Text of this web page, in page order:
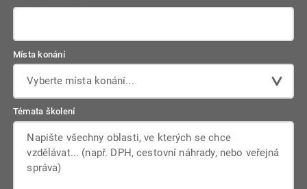
Místa konání
Vyberte místa konání...
Témata školení